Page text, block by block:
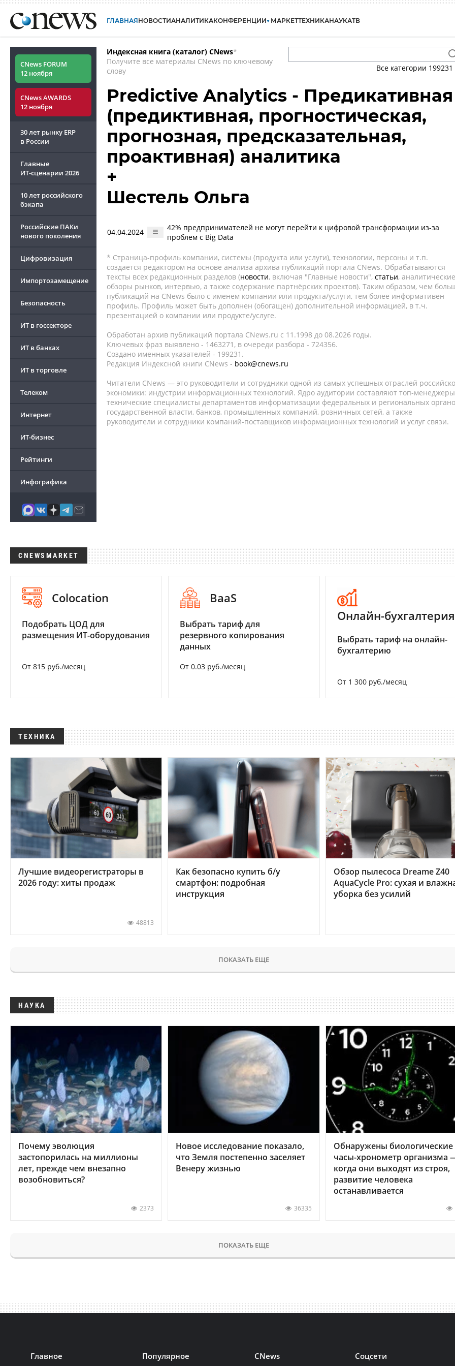
ГЛАВНАЯНОВОСТИАНАЛИТИКАКОНФЕРЕНЦИИ МАРКЕТТЕХНИКАНАУКАТВ
CNews FORUM
12 ноября
CNews AWARDS
12 ноября
30 лет рынку ERP
в России
Главные
ИТ-сценарии 2026
10 лет российского
бэкапа
Российские ПАКи
нового поколения
Цифровизация
Импортозамещение
Безопасность
ИТ в госсекторе
ИТ в банках
ИТ в торговле
Телеком
Интернет
ИТ-бизнес
Рейтинги
Инфографика
Индексная книга (каталог) CNews*
Получите все материалы CNews по ключевому
слову
Все категории 199231
Predictive Analytics - Предикативная
(предиктивная, прогностическая,
прогнозная, предсказательная,
проактивная) аналитика
+
Шестель Ольга
04.04.2024
42% предпринимателей не могут перейти к цифровой трансформации из-за
проблем с Big Data
* Страница-профиль компании, системы (продукта или услуги), технологии, персоны и т.п.
создается редактором на основе анализа архива публикаций портала CNews. Обрабатываются
тексты всех редакционных разделов (новости, включая "Главные новости", статьи, аналитические
обзоры рынков, интервью, а также содержание партнёрских проектов). Таким образом, чем
публикаций на CNews было с именем компании или продукта/услуги, тем более информативен
профиль. Профиль может быть дополнен (обогащен) дополнительной информацией, в т.ч.
презентацией о компании или продукте/услуге.
Обработан архив публикаций портала CNews.ru c 11.1998 до 08.2026 годы.
Ключевых фраз выявлено - 1463271, в очереди разбора - 724356.
Создано именных указателей - 199231.
Редакция Индексной книги CNews - book@cnews.ru
Читатели CNews — это руководители и сотрудники одной из самых успешных отраслей
экономики: индустрии информационных технологий. Ядро аудитории составляют топ-
технические специалисты департаментов информатизации федеральных и региональных
государственной власти, банков, промышленных компаний, розничных сетей, а также
руководители и сотрудники компаний-поставщиков информационных технологий и услуг связи.
CNEWSMARKET
Colocation
Подобрать ЦОД для
размещения ИТ-оборудования
От 815 руб./месяц
BaaS
Выбрать тариф для
резервного копирования
данных
От 0.03 руб./месяц
Онлайн-бухгалтерия
Выбрать тариф на онлайн-
бухгалтерию
От 1 300 руб./месяц
ТЕХНИКА
Лучшие видеорегистраторы в
2026 году: хиты продаж
48813
Как безопасно купить б/у
смартфон: подробная
инструкция
Обзор пылесоса Dreame Z40
AquaCycle Pro: сухая и
уборка без усилий
ПОКАЗАТЬ ЕЩЕ
НАУКА
Почему эволюция
застопорилась на миллионы
лет, прежде чем внезапно
возобновиться?
2373
Новое исследование показало,
что Земля постепенно заселяет
Венеру жизнью
36335
Обнаружены биологические
часы-хронометр организма
когда они выходят из строя,
развитие человека
останавливается
ПОКАЗАТЬ ЕЩЕ
Главное Популярное CNews Соцсети